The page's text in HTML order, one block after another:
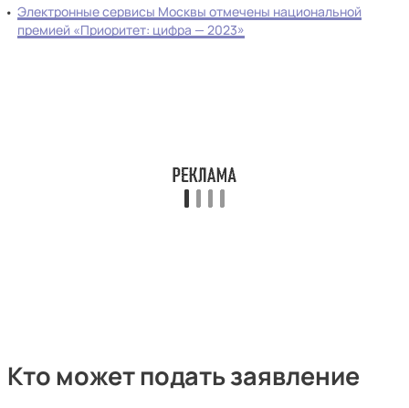
Электронные сервисы Москвы отмечены национальной
премией «Приоритет: цифра — 2023»
Кто может подать заявление